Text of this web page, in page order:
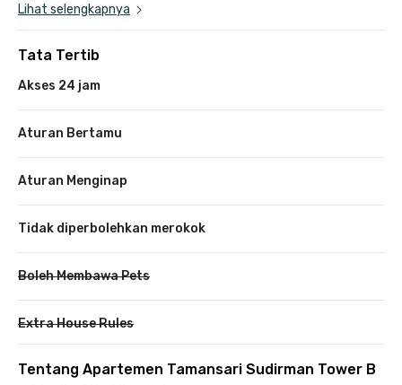
Lihat selengkapnya
Tata Tertib
Akses 24 jam
Aturan Bertamu
Aturan Menginap
Tidak diperbolehkan merokok
Boleh Membawa Pets
Extra House Rules
Tentang Apartemen Tamansari Sudirman Tower B